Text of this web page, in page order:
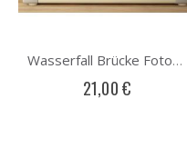
Wasserfall Brücke Fototapete
21,00 €